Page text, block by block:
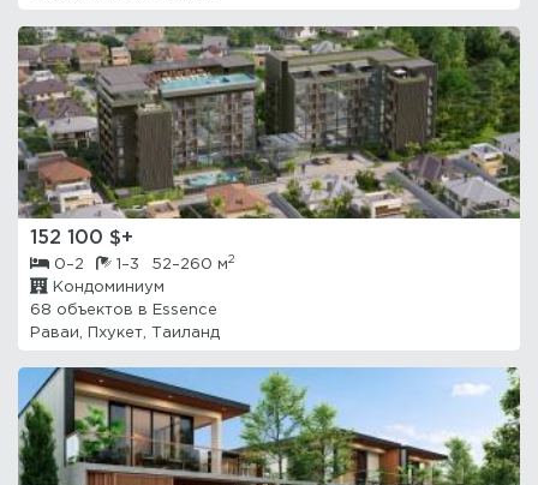
152 100 $+
0–2 1–3 52–260 м2
Кондоминиум
68 объектов в
Essence
Раваи, Пхукет, Таиланд